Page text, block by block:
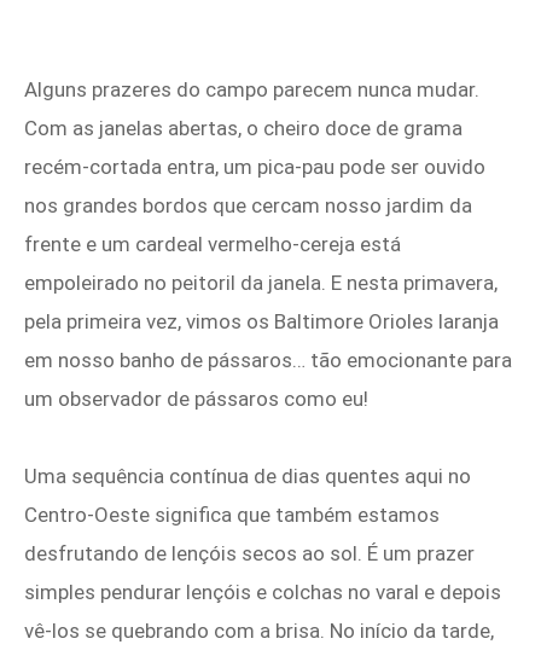
Alguns prazeres do campo parecem nunca mudar.
Com as janelas abertas, o cheiro doce de grama
recém-cortada entra, um pica-pau pode ser ouvido
nos grandes bordos que cercam nosso jardim da
frente e um cardeal vermelho-cereja está
empoleirado no peitoril da janela. E nesta primavera,
pela primeira vez, vimos os Baltimore Orioles laranja
em nosso banho de pássaros… tão emocionante para
um observador de pássaros como eu!
Uma sequência contínua de dias quentes aqui no
Centro-Oeste significa que também estamos
desfrutando de lençóis secos ao sol. É um prazer
simples pendurar lençóis e colchas no varal e depois
vê-los se quebrando com a brisa. No início da tarde,